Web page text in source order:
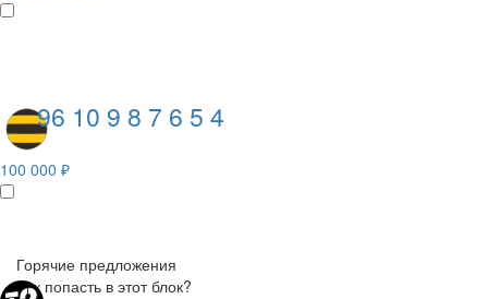
96 10 9 8 7 6 5 4
100 000 ₽
Горячие предложения
Как попасть в этот блок?